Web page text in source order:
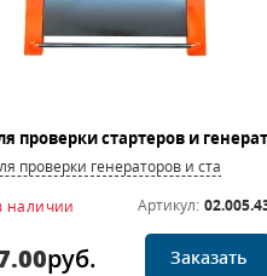
проверки генераторов и стартеров
наличии
Артикул:
руб. Заказать